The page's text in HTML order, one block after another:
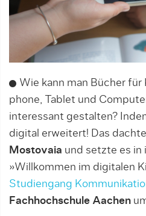
Wie kann man Bücher
phone, Tablet und
interessant gestalten?
digital erweitert! Das
Mostovaia und setz­te es in
»Willkommen im digitalen
Studiengang
Fachhochschule Aachen